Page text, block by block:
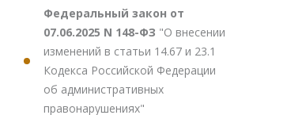
Федеральный закон от
07.06.2025 N 148-ФЗ "О внесении
изменений в статьи 14.67 и 23.1
Кодекса Российской Федерации
об административных
правонарушениях"